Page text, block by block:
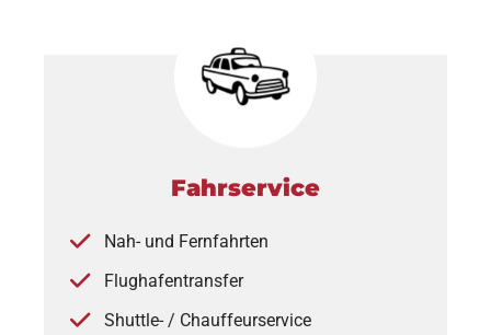
Fahrservice
Nah- und Fernfahrten
Flughafentransfer
Shuttle- / Chauffeurservice